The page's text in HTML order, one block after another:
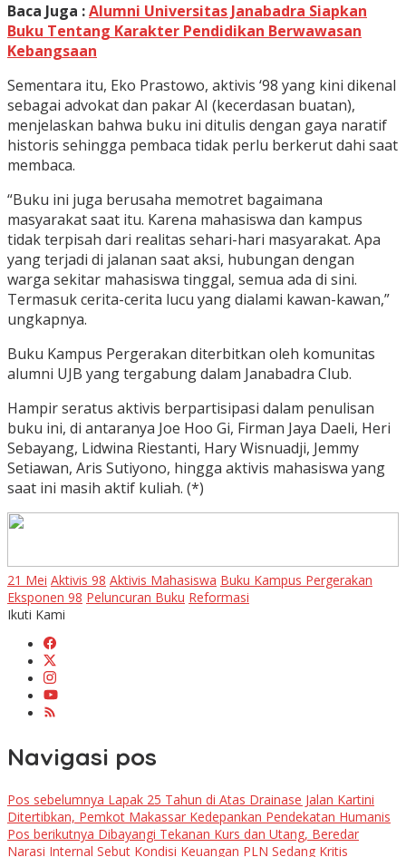
Baca Juga :Alumni Universitas Janabadra Siapkan
Buku Tentang Karakter Pendidikan Berwawasan
Kebangsaan
Sementara itu, Eko Prastowo, aktivis ‘98 yang kini dikenal
sebagai advokat dan pakar AI (kecerdasan buatan),
menjelaskan bahwa buku ini ditulis dengan gaya naratif
historis sehingga pembaca tidak perlu berkerut dahi saat
membaca.
“Buku ini juga berusaha memotret bagaimana
masyarakat saat itu. Karena mahasiswa dan kampus
tidak terpisah dari realitas sehari-hari masyarakat. Apa
yang terjadi di jalanan saat aksi, hubungan dengan
warga sekitar mahasiswa tinggal, semua ada di sini.
Termasuk cerita-cerita lucu yang dialami kawan-kawan,”
ungkapnya.
Buku Kampus Pergerakan diterbitkan oleh komunitas
alumni UJB yang tergabung dalam Janabadra Club.
Hampir seratus aktivis berpartisipasi dalam penulisan
buku ini, di antaranya Joe Hoo Gi, Firman Jaya Daeli, Heri
Sebayang, Lidwina Riestanti, Hary Wisnuadji, Jemmy
Setiawan, Aris Sutiyono, hingga aktivis mahasiswa yang
saat ini masih aktif kuliah. (*)
21 Mei Aktivis 98 Aktivis Mahasiswa Buku Kampus Pergerakan
Eksponen 98 Peluncuran Buku Reformasi
Ikuti Kami
Navigasi pos
Pos sebelumnya Lapak 25 Tahun di Atas Drainase Jalan Kartini
Ditertibkan, Pemkot Makassar Kedepankan Pendekatan Humanis
Pos berikutnya Dibayangi Tekanan Kurs dan Utang, Beredar
Narasi Internal Sebut Kondisi Keuangan PLN Sedang Kritis